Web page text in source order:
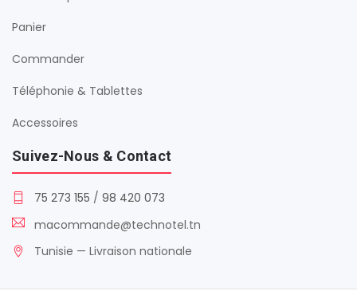
Panier
Commander
Téléphonie & Tablettes
Accessoires
Suivez-Nous & Contact
75 273 155 / 98 420 073
macommande@technotel.tn
Tunisie — Livraison nationale